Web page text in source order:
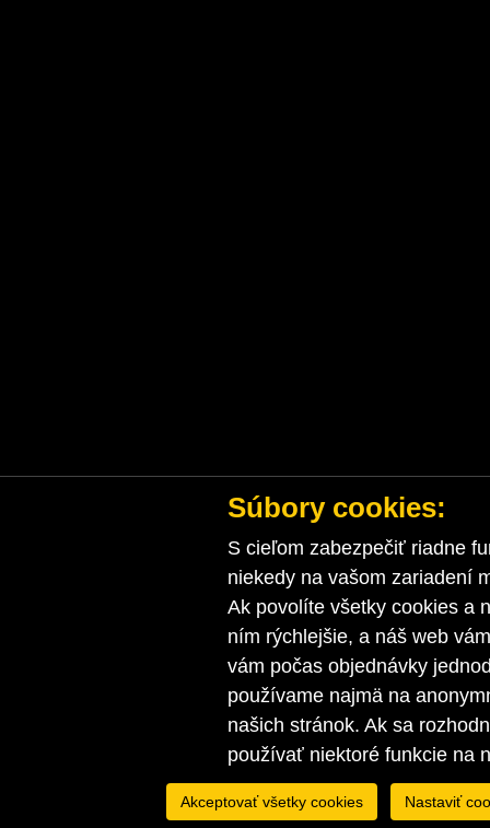
Súbory cookies:
S cieľom zabezpečiť riadne
niekedy na vašom zariadení
Ak povolíte všetky cookies a
ním rýchlejšie, a náš web
vám počas objednávky
používame najmä na
našich stránok. Ak sa
používať niektoré funkcie na
Akceptovať všetky cookies Nastaviť